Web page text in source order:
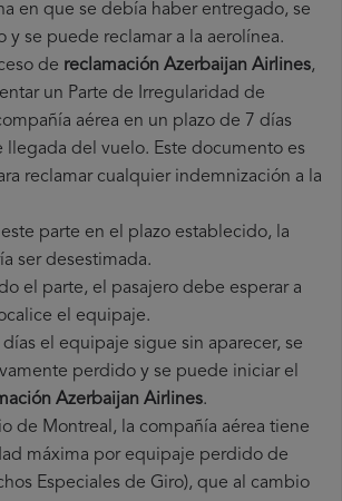
en que se debía haber entregado, se
y se puede reclamar a la aerolínea.
de reclamación Azerbaijan Airlines,
un Parte de Irregularidad de
aérea en un plazo de 7 días
llegada del vuelo. Este documento es
reclamar cualquier indemnización a la
parte en el plazo establecido, la
ser desestimada.
el parte, el pasajero debe esperar a
el equipaje.
el equipaje sigue sin aparecer, se
perdido y se puede iniciar el
Azerbaijan Airlines.
de Montreal, la compañía aérea tiene
máxima por equipaje perdido de
Especiales de Giro), que al cambio